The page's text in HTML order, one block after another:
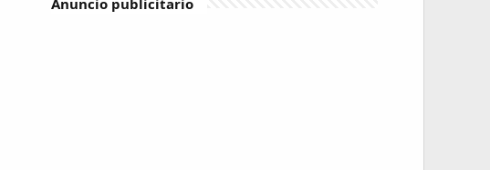
Anuncio publicitario